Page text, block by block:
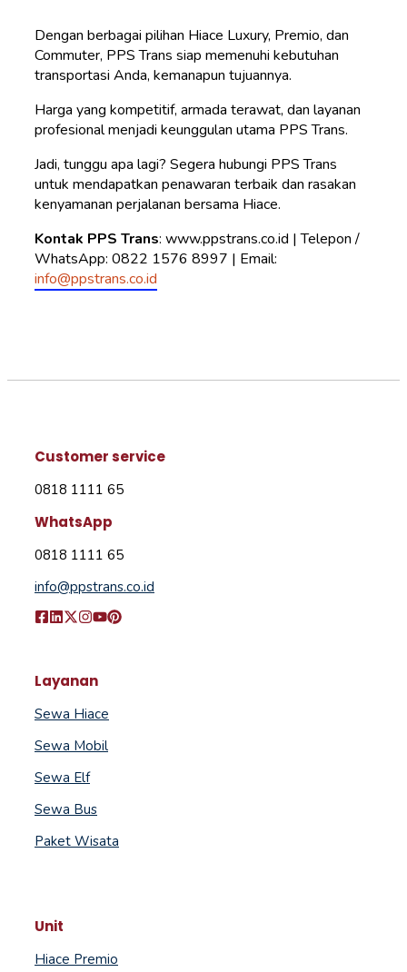
Dengan berbagai pilihan Hiace Luxury, Premio, dan
Commuter, PPS Trans siap memenuhi kebutuhan
transportasi Anda, kemanapun tujuannya.
Harga yang kompetitif, armada terawat, dan layanan
profesional menjadi keunggulan utama PPS Trans.
Jadi, tunggu apa lagi? Segera hubungi PPS Trans
untuk mendapatkan penawaran terbaik dan rasakan
kenyamanan perjalanan bersama Hiace.
Kontak PPS Trans: www.ppstrans.co.id | Telepon /
WhatsApp: 0822 1576 8997 | Email:
info@ppstrans.co.id
Customer service
0818 1111 65
WhatsApp
0818 1111 65
info@ppstrans.co.id
Layanan
Sewa Hiace
Sewa Mobil
Sewa Elf
Sewa Bus
Paket Wisata
Unit
Hiace Premio